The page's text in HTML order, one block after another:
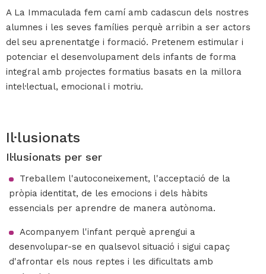
A La Immaculada fem camí amb cadascun dels nostres
alumnes i les seves famílies perquè arribin a ser actors
del seu aprenentatge i formació. Pretenem estimular i
potenciar el desenvolupament dels infants de forma
integral amb projectes formatius basats en la millora
intel·lectual, emocional i motriu.
Il·lusionats
Il·lusionats per ser
Treballem l'autoconeixement, l'acceptació de la
pròpia identitat, de les emocions i dels hàbits
essencials per aprendre de manera autònoma.
Acompanyem l'infant perquè aprengui a
desenvolupar-se en qualsevol situació i sigui capaç
d'afrontar els nous reptes i les dificultats amb